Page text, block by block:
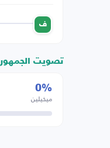
ف
تصويت الجمهور
0%
ميخيلين